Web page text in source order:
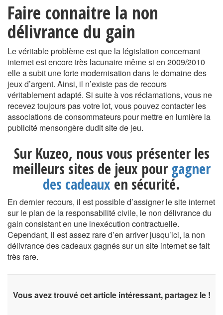
Faire connaitre la non
délivrance du gain
Le véritable problème est que la législation concernant
internet est encore très lacunaire même si en 2009/2010
elle a subit une forte modernisation dans le domaine des
jeux d’argent. Ainsi, il n’existe pas de recours
véritablement adapté. Si suite à vos réclamations, vous ne
recevez toujours pas votre lot, vous pouvez contacter les
associations de consommateurs pour mettre en lumière la
publicité mensongère dudit site de jeu.
Sur Kuzeo, nous vous présenter les
meilleurs sites de jeux pour gagner
des cadeaux en sécurité.
En dernier recours, il est possible d’assigner le site internet
sur le plan de la responsabilité civile, le non délivrance du
gain consistant en une inexécution contractuelle.
Cependant, il est assez rare d’en arriver jusqu’ici, la non
délivrance des cadeaux gagnés sur un site internet se fait
très rare.
Vous avez trouvé cet article intéressant, partagez le !